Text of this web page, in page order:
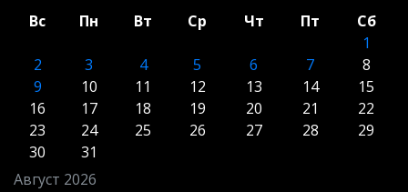
Август 2026
Вс Пн Вт Ср Чт Пт
Сб
1
2
3 4 5 6 7
8
9
10 11 12 13 14
15
16
17 18 19 20 21
22
23
24 25 26 27 28
29
30
31